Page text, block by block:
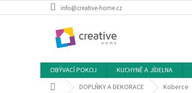
na
info@creative-home.cz
OBÝVACÍ POKOJ KUCHYNĚ A JÍDELNA
Domů DOPLŇKY A DEKORACE Koberce